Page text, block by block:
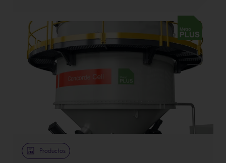
Metso Plus
Productos